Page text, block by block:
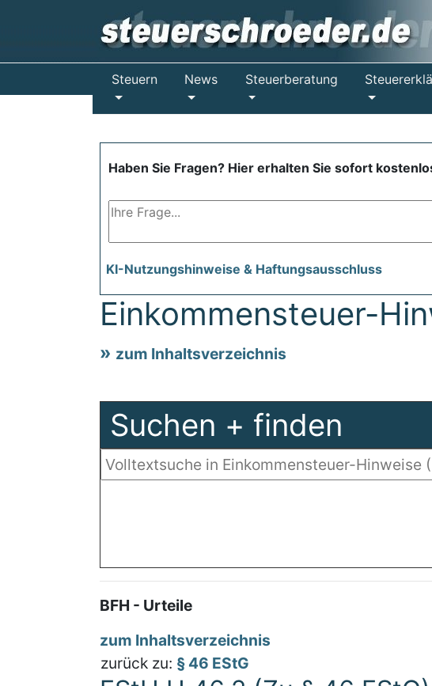
Steuern News Steuerberatung
Haben Sie Fragen? Hier erhalten Sie sofort
KI-Nutzungshinweise & Haftungsausschluss
Einkommensteuer-
zum Inhaltsverzeichnis
Suchen + finden
BFH - Urteile
zum Inhaltsverzeichnis
zurück zu: § 46 EStG